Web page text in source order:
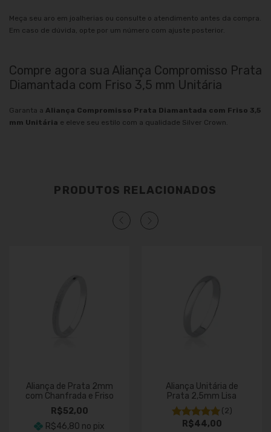
Meça seu aro em joalherias ou consulte o atendimento antes da compra.
Em caso de dúvida, opte por um número com ajuste posterior.
Compre agora sua Aliança Compromisso Prata
Diamantada com Friso 3,5 mm Unitária
Garanta a Aliança Compromisso Prata Diamantada com Friso 3,5
mm Unitária e eleve seu estilo com a qualidade Silver Crown.
PRODUTOS RELACIONADOS
Aliança de Prata 2mm
com Chanfrada e Friso
R$52,00
R$46,80 no pix
Aliança Unitária de
Prata 2,5mm Lisa
(2)
R$44,00